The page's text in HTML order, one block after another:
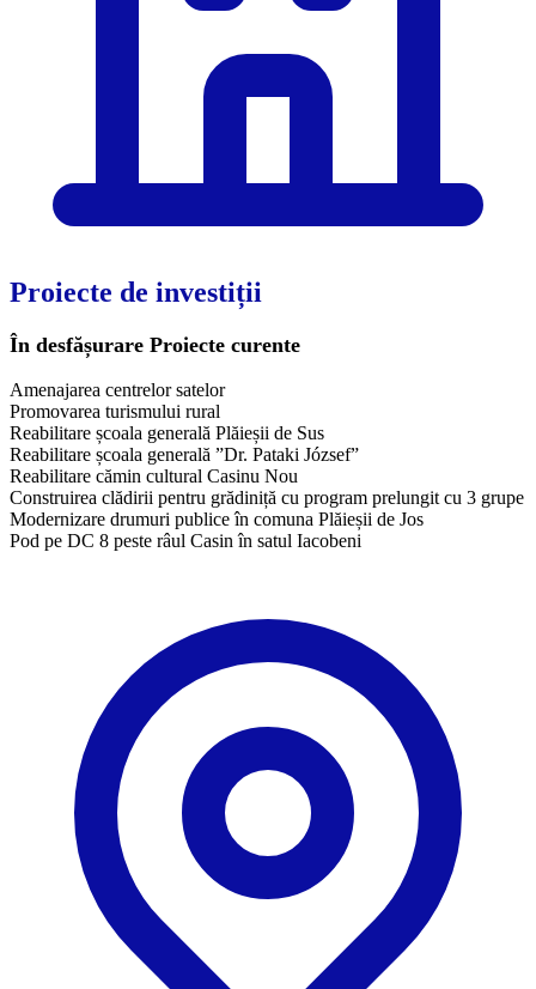
Proiecte de investiții
În desfășurare Proiecte curente
Amenajarea centrelor satelor
Promovarea turismului rural
Reabilitare școala generală Plăieșii de Sus
Reabilitare școala generală ”Dr. Pataki József”
Reabilitare cămin cultural Casinu Nou
Construirea clădirii pentru grădiniță cu program prelungit cu 3 grupe
Modernizare drumuri publice în comuna Plăieșii de Jos
​Pod pe DC 8 peste râul Casin în satul Iacobeni